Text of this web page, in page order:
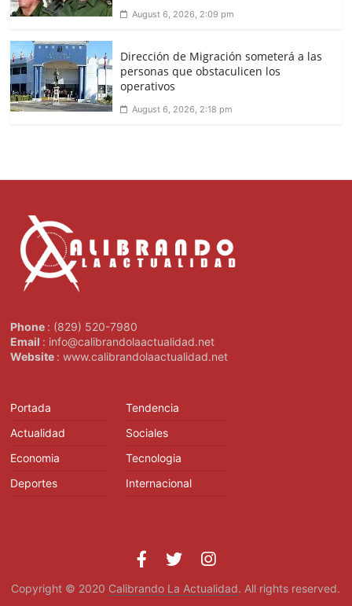
August 6, 2026, 2:09 pm
Dirección de Migración someterá a las
personas que obstaculicen los
operativos
August 6, 2026, 2:18 pm
Phone : (829) 520-7980
Email : info@calibrandolaactualidad.net
Website : www.calibrandolaactualidad.net
Portada
Actualidad
Economia
Deportes
Tendencia
Sociales
Tecnologia
Internacional
Copyright © 2020 Calibrando La Actualidad. All rights reserved.